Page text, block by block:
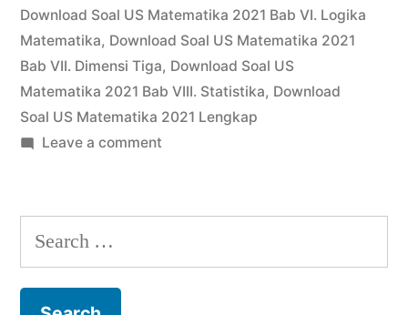
Download Soal US Matematika 2021 Bab VI. Logika
Matematika, Download Soal US Matematika 2021
Bab VII. Dimensi Tiga, Download Soal US
Matematika 2021 Bab VIII. Statistika, Download
Soal US Matematika 2021 Lengkap
Leave a commenton
US
Materi
Search
for: